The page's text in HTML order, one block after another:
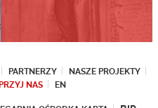
PARTNERZY
NASZE PROJEKTY
NAS EN